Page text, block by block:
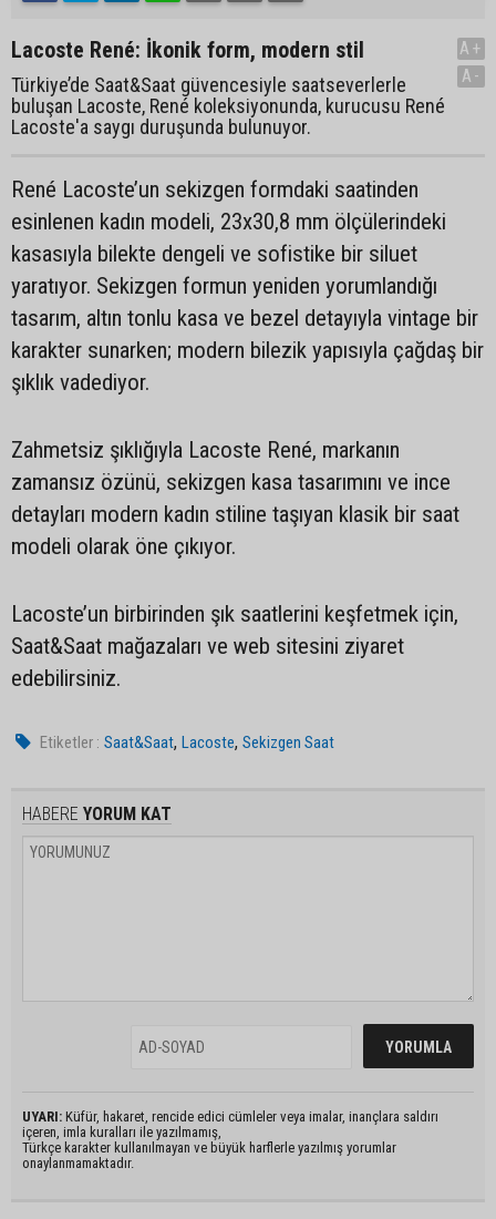
Lacoste René: İkonik form, modern stil
Türkiye’de Saat&Saat güvencesiyle saatseverlerle
buluşan Lacoste, René koleksiyonunda, kurucusu René
Lacoste'a saygı duruşunda bulunuyor.
A+
A-
René Lacoste’un sekizgen formdaki saatinden
esinlenen kadın modeli, 23x30,8 mm ölçülerindeki
kasasıyla bilekte dengeli ve sofistike bir siluet
yaratıyor. Sekizgen formun yeniden yorumlandığı
tasarım, altın tonlu kasa ve bezel detayıyla vintage bir
karakter sunarken; modern bilezik yapısıyla çağdaş bir
şıklık vadediyor.
Zahmetsiz şıklığıyla Lacoste René, markanın
zamansız özünü, sekizgen kasa tasarımını ve ince
detayları modern kadın stiline taşıyan klasik bir saat
modeli olarak öne çıkıyor.
Lacoste’un birbirinden şık saatlerini keşfetmek için,
Saat&Saat mağazaları ve web sitesini ziyaret
edebilirsiniz.
Etiketler : Saat&Saat,Lacoste,Sekizgen Saat
HABERE YORUM KAT
UYARI: Küfür, hakaret, rencide edici cümleler veya imalar, inançlara saldırı
içeren, imla kuralları ile yazılmamış,
Türkçe karakter kullanılmayan ve büyük harflerle yazılmış yorumlar
onaylanmamaktadır.